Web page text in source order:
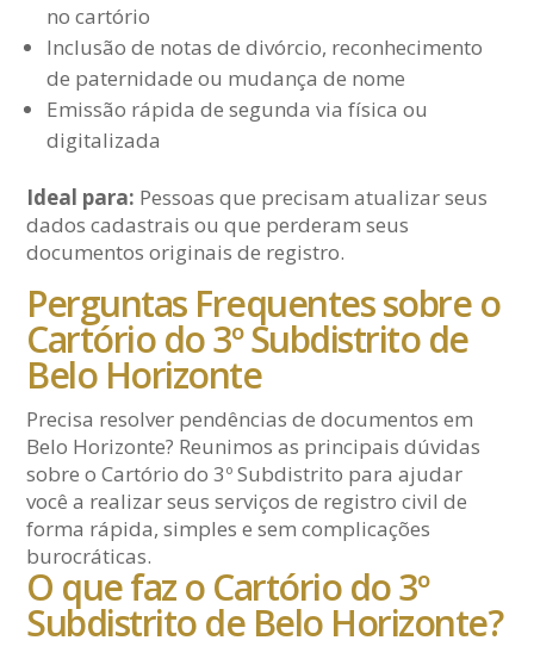
no cartório
Inclusão de notas de divórcio, reconhecimento
de paternidade ou mudança de nome
Emissão rápida de segunda via física ou
digitalizada
Ideal para: Pessoas que precisam atualizar seus
dados cadastrais ou que perderam seus
documentos originais de registro.
Perguntas Frequentes sobre o
Cartório do 3º Subdistrito de
Belo Horizonte
Precisa resolver pendências de documentos em
Belo Horizonte? Reunimos as principais dúvidas
sobre o Cartório do 3º Subdistrito para ajudar
você a realizar seus serviços de registro civil de
forma rápida, simples e sem complicações
burocráticas.
O que faz o Cartório do 3º
Subdistrito de Belo Horizonte?